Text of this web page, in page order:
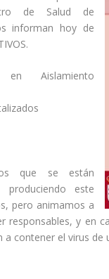
de Salud de
informan hoy de
Aislamiento
que se están
produciendo este
pero animamos a
responsables, y en
a contener el virus de